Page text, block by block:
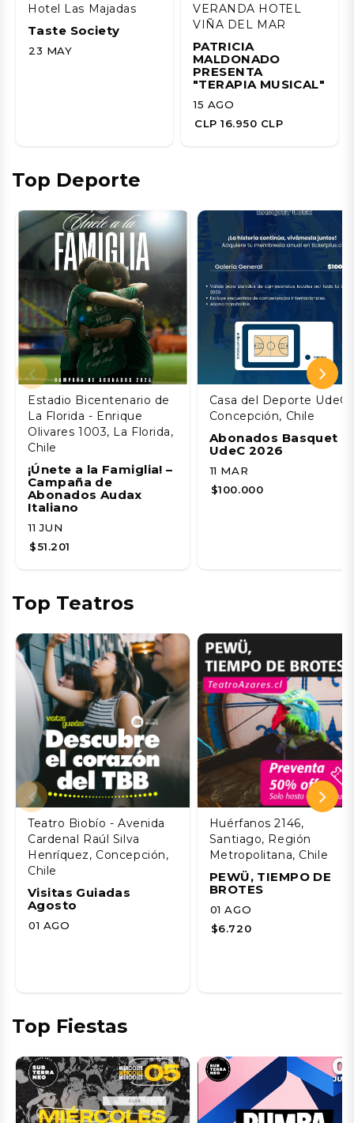
Hotel Las Majadas
Taste Society
23 MAY
VERANDA HOTEL
VIÑA DEL MAR
PATRICIA
MALDONADO
PRESENTA
"TERAPIA MUSICAL"
15 AGO
CLP 16.950 CLP
Top Deporte
Estadio Bicentenario de
La Florida - Enrique
Olivares 1003, La Florida,
Chile
¡Únete a la Famiglia! –
Campaña de
Abonados Audax
Italiano
11 JUN
$51.201
Casa del Deporte UdeC,
Concepción, Chile
Abonados Basquet
UdeC 2026
11 MAR
$100.000
Top Teatros
Teatro Biobío - Avenida
Cardenal Raúl Silva
Henríquez, Concepción,
Chile
Visitas Guiadas
Agosto
01 AGO
Huérfanos 2146,
Santiago, Región
Metropolitana, Chile
PEWÜ, TIEMPO DE
BROTES
01 AGO
$6.720
Top Fiestas